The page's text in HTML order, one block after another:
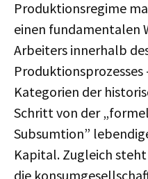
Produktionsregime
einen fundamentalen
Arbeiters innerhalb
Produktionsprozesses
Kategorien der
Schritt von der
Subsumtion”
Kapital. Zugleich
die